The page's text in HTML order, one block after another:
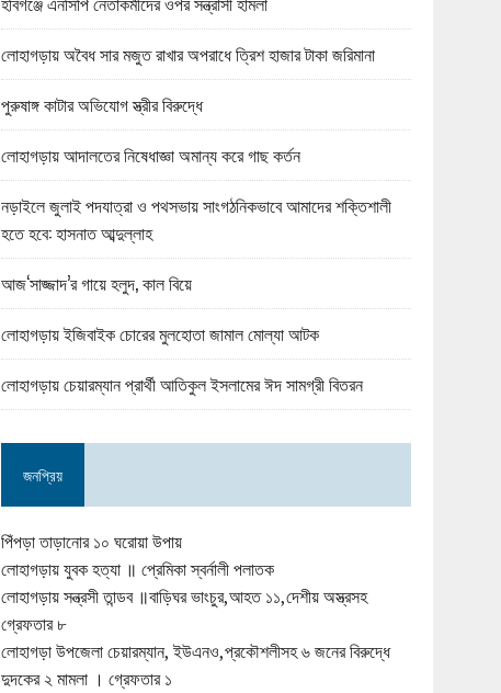
লোহাগড়ায় অবৈধ সার মজুত রাখার অপরাধে ত্রিশ হাজার টাকা জরিমানা
পুরুষাঙ্গ কাটার অভিযোগ স্ত্রীর বিরুদ্ধে
লোহাগড়ায় আদালতের নিষেধাজ্ঞা অমান্য করে গাছ কর্তন
নড়াইলে জুলাই পদযাত্রা ও পথসভায় সাংগঠনিকভাবে আমাদের শক্তিশালী
হতে হবে: হাসনাত আব্দুল্লাহ
আজ‘সাজ্জাদ’র গায়ে হলুদ, কাল বিয়ে
লোহাগড়ায় ইজিবাইক চোরের মুলহোতা জামাল মোল্যা আটক
লোহাগড়ায় চেয়ারম্যান প্রার্থী আতিকুল ইসলামের ঈদ সামগ্রী বিতরন
জনপ্রিয়
পিঁপড়া তাড়ানোর ১০ ঘরোয়া উপায়
লোহাগড়ায় যুবক হত্যা ॥ প্রেমিকা স্বর্নালী পলাতক
লোহাগড়ায় সন্ত্রসী তান্ডব ॥বাড়িঘর ভাংচুর,আহত ১১,দেশীয় অস্ত্রসহ
গ্রেফতার ৮
লোহাগড়া উপজেলা চেয়ারম্যান, ইউএনও,প্রকৌশলীসহ ৬ জনের বিরুদ্ধে
দুদকের ২ মামলা । গ্রেফতার ১